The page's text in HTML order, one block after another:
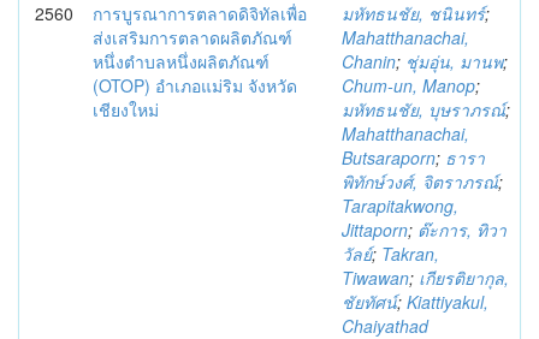
2560
การบูรณาการตลาดดิจิทัลเพื่อ
ส่งเสริมการตลาดผลิตภัณฑ์
หนึ่งตำบลหนึ่งผลิตภัณฑ์
(OTOP) อำเภอแม่ริม จังหวัด
เชียงใหม่
มหัทธนชัย, ชนินทร์;
Mahatthanachai,
Chanin; ชุ่มอุ่น, มานพ;
Chum-un, Manop;
มหัทธนชัย, บุษราภรณ์;
Mahatthanachai,
Butsaraporn; ธารา
พิทักษ์วงศ์, จิตราภรณ์;
Tarapitakwong,
Jittaporn; ต๊ะการ, ทิวา
วัลย์; Takran,
Tiwawan; เกียรติยากุล,
ชัยทัศน์; Kiattiyakul,
Chaiyathad